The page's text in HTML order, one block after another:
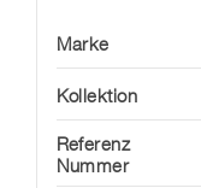
Marke
Kollektion
Referenz
Nummer